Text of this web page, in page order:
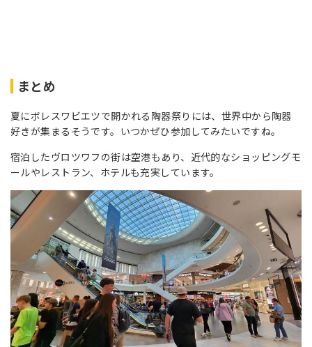
まとめ
夏にボレスワビエツで開かれる陶器祭りには、世界中から陶器
好きが集まるそうです。いつかぜひ参加してみたいですね。
宿泊したヴロツワフの街は空港もあり、近代的なショッピングモ
ールやレストラン、ホテルも充実しています。